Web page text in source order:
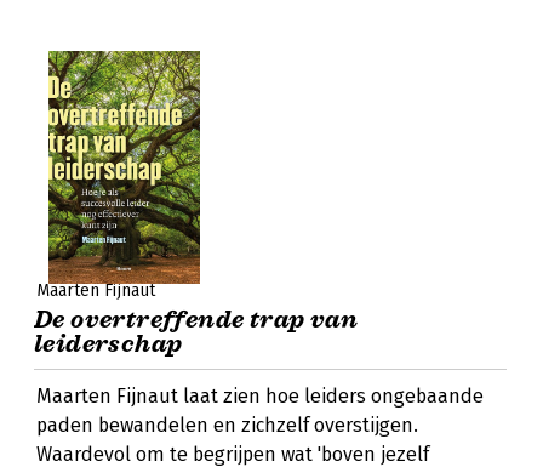
Maarten Fijnaut
De overtreffende trap van
leiderschap
Maarten Fijnaut laat zien hoe leiders ongebaande
paden bewandelen en zichzelf overstijgen.
Waardevol om te begrijpen wat 'boven jezelf